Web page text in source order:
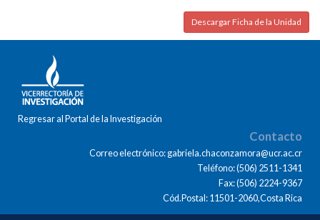
Descargar Ficha de la Unidad
Regresar al Portal de la Investigación
Contacto
Correo electrónico: gabriela.chaconzamora@ucr.ac.cr
Teléfono: (506) 2511-1341
Fax: (506) 2224-9367
Cód.Postal: 11501-2060,Costa Rica